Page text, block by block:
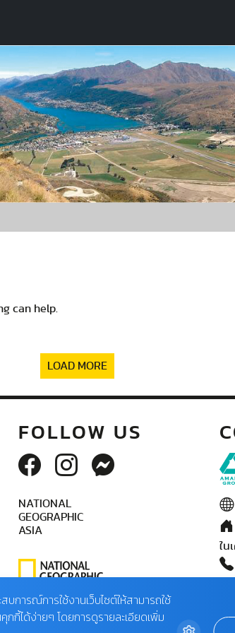
can help.
LOAD MORE
FOLLOW US
NATIONAL
GEOGRAPHIC
ASIA
ใน
บการณ์การใช้งานเว็บไซต์ให้สามารถใช้
กี้ได้ง่ายๆ โดยการดูรายละเอียดเพิ่ม